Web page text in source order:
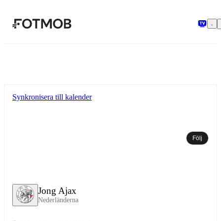
Jong Ajax
Nederländerna
Synkronisera till kalender
Följ